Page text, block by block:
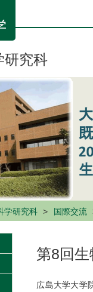
研究科
学研究科 国際交流
第8回
広島大学大学